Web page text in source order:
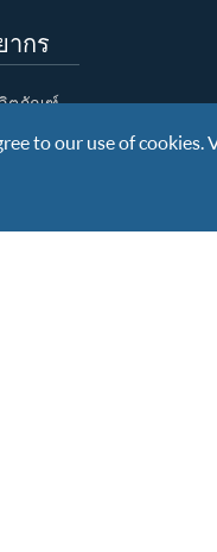
ากร
ตภัณฑ์
หลดเอกสาร
to our use of cookies.